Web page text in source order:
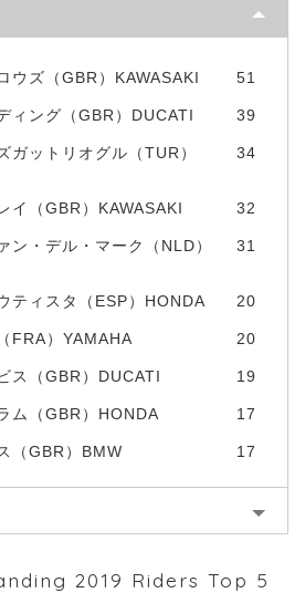
ウズ（GBR）KAWASAKI 51
ィング（GBR）DUCATI 39
ガットリオグル（TUR）
34
イ（GBR）KAWASAKI 32
ン・デル・マーク（NLD）
31
ティスタ（ESP）HONDA 20
FRA）YAMAHA 20
ス（GBR）DUCATI 19
ム（GBR）HONDA 17
（GBR）BMW 17
2019 Riders Top 5